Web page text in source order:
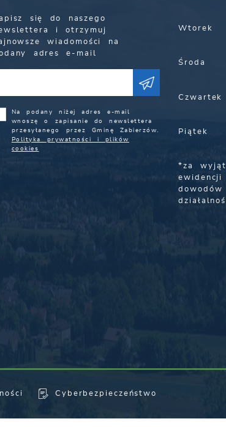
się do naszego
i otrzymuj
wiadomości na
adres e-mail
Na podany niżej adres e-mail
wnoszę o zapisanie do newslettera
przesyłanego przez Gminę Zabierzów.
Polityka prywatności i plików
cookies
Wtorek
Środa
Czwartek
Piątek
*za
ewidencji
Cyberbezpieczeństwo